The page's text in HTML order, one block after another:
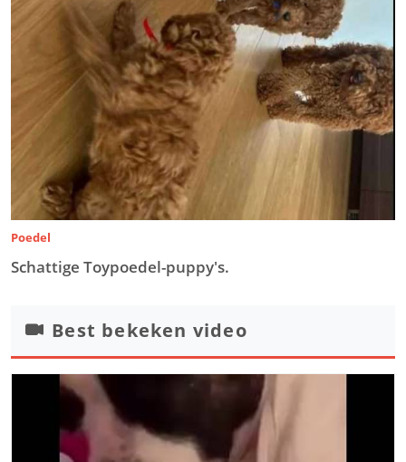
Poedel
Schattige Toypoedel-puppy's.
Best bekeken video